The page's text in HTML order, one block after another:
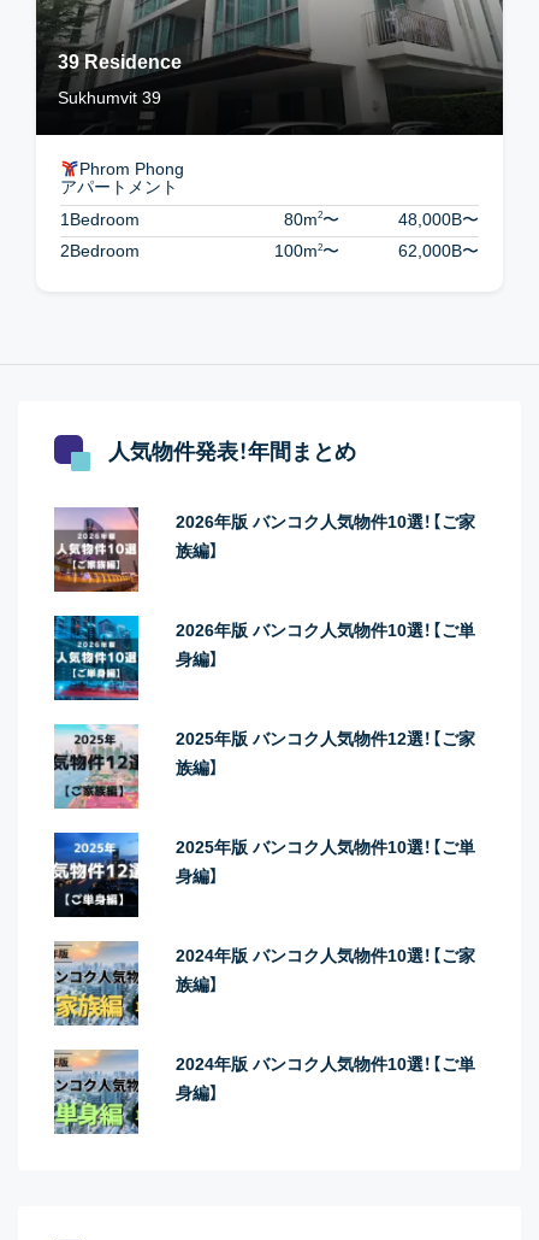
39 Residence
Sukhumvit 39
Phrom Phong
アパートメント
1Bedroom
80m2〜 48,000B〜
2Bedroom
100m2〜 62,000B〜
人気物件発表！年間まとめ
2026年版 バンコク人気物件10選！【ご家
族編】
2026年版 バンコク人気物件10選！【ご単
身編】
2025年版 バンコク人気物件12選！【ご家
族編】
2025年版 バンコク人気物件10選！【ご単
身編】
2024年版 バンコク人気物件10選！【ご家
族編】
2024年版 バンコク人気物件10選！【ご単
身編】